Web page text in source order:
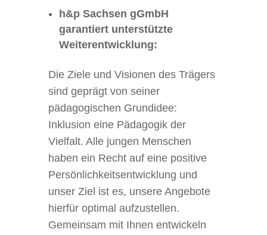
h&p Sachsen gGmbH
garantiert unterstützte
Weiterentwicklung:
Die Ziele und Visionen des Trägers
sind geprägt von seiner
pädagogischen Grundidee:
Inklusion eine Pädagogik der
Vielfalt. Alle jungen Menschen
haben ein Recht auf eine positive
Persönlichkeitsentwicklung und
unser Ziel ist es, unsere Angebote
hierfür optimal aufzustellen.
Gemeinsam mit Ihnen entwickeln